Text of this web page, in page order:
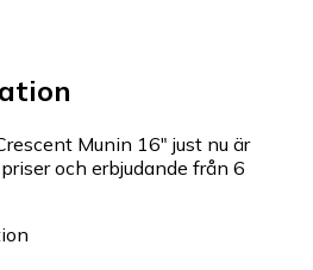
Munin 16" just nu är
och erbjudande från 6